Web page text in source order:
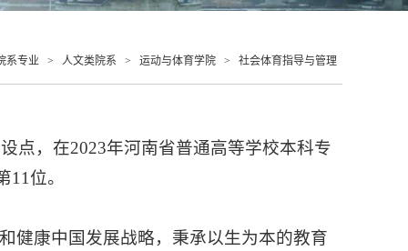
系专业 > 人文类院系 > 运动与体育学院 > 社会体育指导与管理
点，在2023年河南省普通高等学校本科专
位。
健康中国发展战略，秉承以生为本的教育